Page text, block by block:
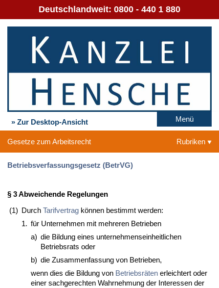
Deutschlandweit: 0800 - 440 1 880
» Zur Desktop-Ansicht Menü
Gesetze zum Arbeitsrecht Rubriken
Betriebsverfassungsgesetz (BetrVG)
§ 3 Abweichende Regelungen
(1) Durch Tarifvertrag können bestimmt werden:
1. für Unternehmen mit mehreren Betrieben
a) die Bildung eines unternehmenseinheitlichen
Betriebsrats oder
b) die Zusammenfassung von Betrieben,
wenn dies die Bildung von Betriebsräten erleichtert oder
einer sachgerechten Wahrnehmung der Interessen der